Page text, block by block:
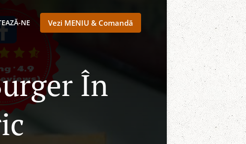
NE Vezi MENIU & Comandă
În